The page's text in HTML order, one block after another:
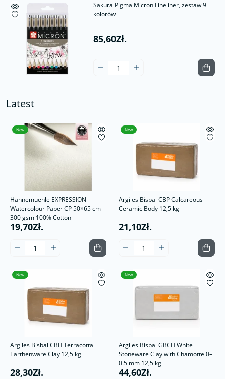
Sakura Pigma Micron Fineliner, zestaw 9
kolorów
85,60Zł.
Latest
New
Hahnemuehle EXPRESSION
Watercolour Paper CP 50×65 cm
300 gsm 100% Cotton
19,70Zł.
New
Argiles Bisbal CBP Calcareous
Ceramic Body 12,5 kg
21,10Zł.
New
Argiles Bisbal CBH Terracotta
Earthenware Clay 12,5 kg
28,30Zł.
New
Argiles Bisbal GBCH White
Stoneware Clay with Chamotte 0–
0.5 mm 12,5 kg
44,60Zł.